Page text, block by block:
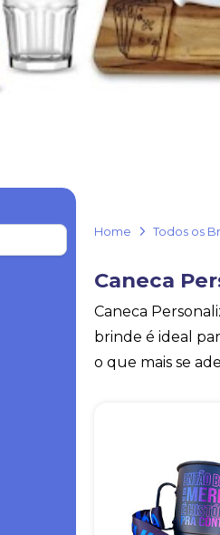
Home Todos os
Caneca
Caneca
brinde é ideal
o que mais se